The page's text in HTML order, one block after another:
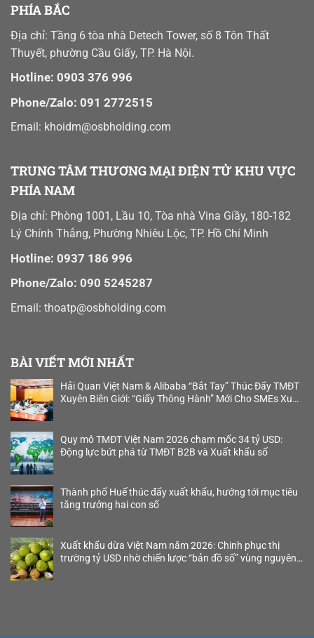
PHÍA BẮC
Địa chỉ: Tầng 6 tòa nhà Detech Tower, số 8 Tôn Thất
Thuyết, phường Cầu Giấy, TP. Hà Nội.
Hotline: 0903 376 996
Phone/Zalo: 091 2772515
Email: khoidm@osbholding.com
TRUNG TÂM THƯƠNG MẠI ĐIỆN TỬ KHU VỰC
PHÍA NAM
Địa chỉ: Phòng 1001, Lầu 10, Tòa nhà Vina Giầy, 180-182
Lý Chính Thắng, Phường Nhiêu Lộc, TP. Hồ Chí Minh
Hotline: 0937 186 996
Phone/Zalo: 090 5245287
Email: thoatp@osbholding.com
BÀI VIẾT MỚI NHẤT
Hải Quan Việt Nam & Alibaba “Bắt Tay” Thúc Đẩy TMĐT
Xuyên Biên Giới: “Giấy Thông Hành” Mới Cho SMEs Xuất
Quy mô TMĐT Việt Nam 2026 chạm mốc 34 tỷ USD:
Động lực bứt phá từ TMĐT B2B và Xuất khẩu số
Thành phố Huế thúc đẩy xuất khẩu, hướng tới mục tiêu
tăng trưởng hai con số
Xuất khẩu dừa Việt Nam năm 2026: Chinh phục thị
trường tỷ USD nhờ chiến lược “bản đồ số” vùng nguyên